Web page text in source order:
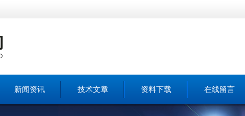
新闻资讯 技术文章 资料下载 在线留言